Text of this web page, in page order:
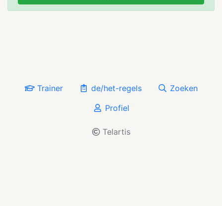
Trainer de/het-regels
Zoeken
Profiel
Telartis